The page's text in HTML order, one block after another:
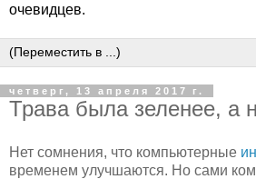
очевидцев.
четверг, 13 апреля 2017 г.
Трава была зеленее, а
Нет сомнения, что компьютерные
временем улучшаются. Но сами